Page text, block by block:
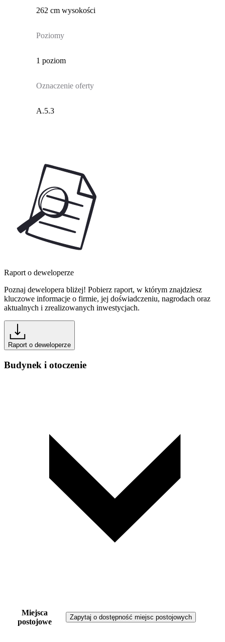
262 cm wysokości
Poziomy
1 poziom
Oznaczenie oferty
A.5.3
Raport o deweloperze
Poznaj dewelopera bliżej! Pobierz raport, w którym znajdziesz
kluczowe informacje o firmie, jej doświadczeniu, nagrodach oraz
aktualnych i zrealizowanych inwestycjach.
Raport o deweloperze
Budynek i otoczenie
Miejsca
postojowe
Zapytaj o dostępność miejsc postojowych